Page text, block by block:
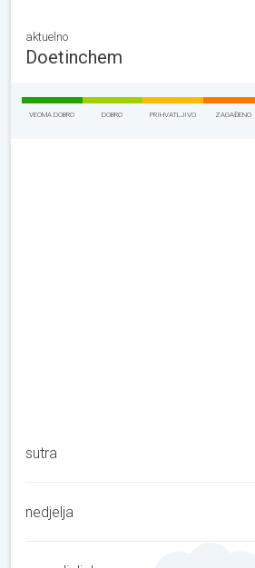
aktuelno
Doetinchem
VEOMA DOBRO DOBRO PRIHVATLJIVO ZAGAĐENO
sutra
nedjelja